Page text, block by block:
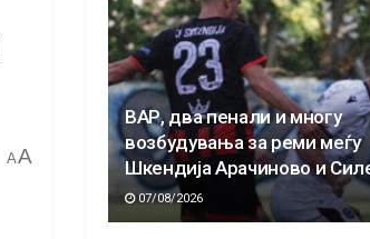
AA
ВАР, два пенали и многу
возбудувања за реми меѓу
Шкендија Арачиново и
07/08/2026